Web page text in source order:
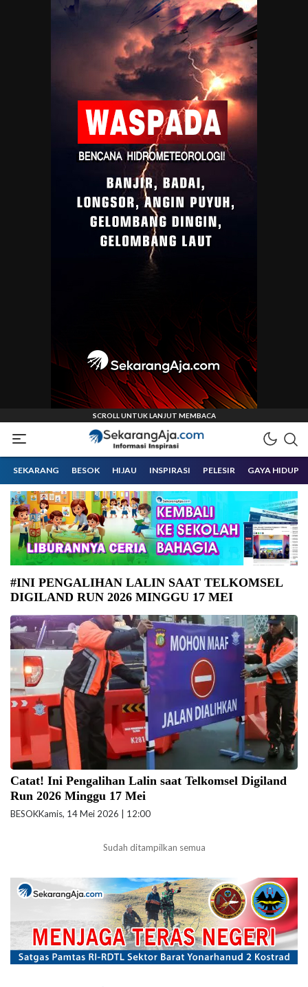
Sekarangaja
Informasi Inspirasi Malang Raya
SEKARANG BESOK HIJAU INSPIRASI PELESIR GAYA HIDUP
#INI PENGALIHAN LALIN SAAT TELKOMSEL
DIGILAND RUN 2026 MINGGU 17 MEI
Ilustrasi Dishub DKI Jakarta rekayasa lalin. (Foto: Doc-
beritajakarta.id/ilustrasi)
Catat! Ini Pengalihan Lalin saat Telkomsel Digiland
Run 2026 Minggu 17 Mei
BESOKKamis, 14 Mei 2026 | 12:00
Sudah ditampilkan semua